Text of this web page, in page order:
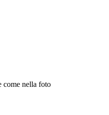
come nella foto